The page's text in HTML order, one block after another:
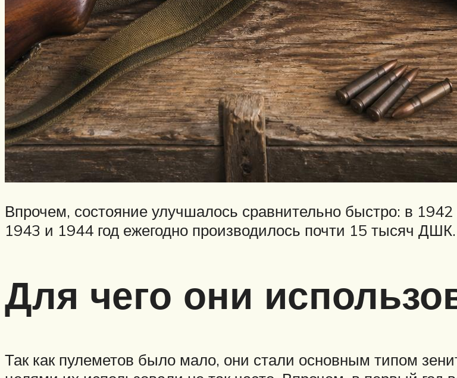
Впрочем, состояние улучшалось сравнительно быстро: в
1943 и 1944 год ежегодно производилось почти 15 тысяч ДШК.
Для чего они
Так как пулеметов было мало, они стали основным типом